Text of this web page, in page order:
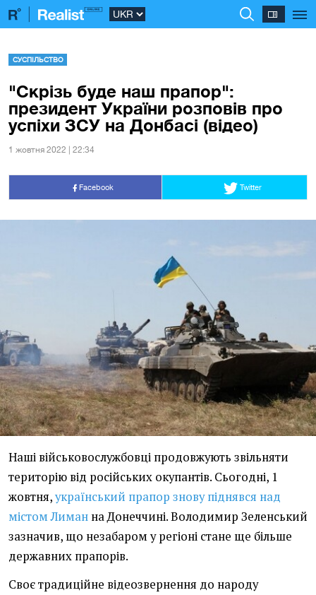
СУСПІЛЬСТВО
"Скрізь буде наш прапор":
президент України розповів про
успіхи ЗСУ на Донбасі (відео)
1 жовтня 2022 | 22:34
Facebook Twitter
Наші військовослужбовці продовжують звільняти
територію від російських окупантів. Сьогодні, 1
жовтня,український прапор знову піднявся над
містом Лиман на Донеччині. Володимир Зеленський
зазначив, що незабаром у регіоні стане ще більше
державних прапорів.
Своє традиційне відеозвернення до народу